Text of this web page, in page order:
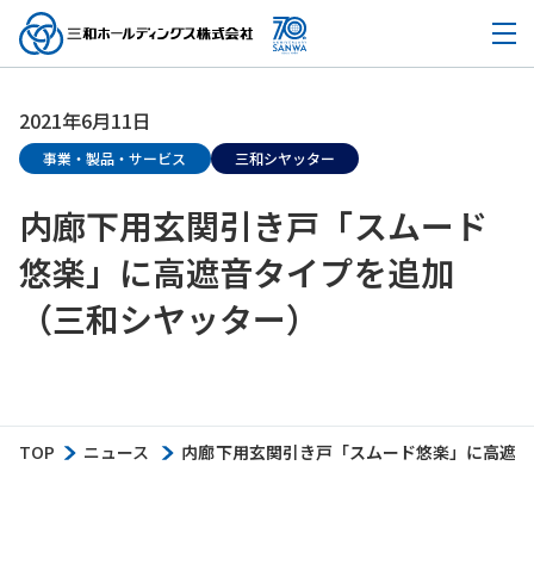
内廊下用玄関引き戸「スムード
悠楽」に高遮音タイプを追加
（三和シヤッター）
2021年6月11日
事業・製品・サービス 三和シヤッター
TOP ニュース 内廊下用玄関引き戸「スムード悠楽」に高遮